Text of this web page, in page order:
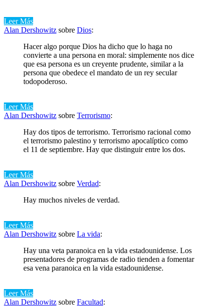
Leer Más
Alan Dershowitz sobre Dios:
Hacer algo porque Dios ha dicho que lo haga no
convierte a una persona en moral: simplemente nos dice
que esa persona es un creyente prudente, similar a la
persona que obedece el mandato de un rey secular
todopoderoso.
Leer Más
Alan Dershowitz sobre Terrorismo:
Hay dos tipos de terrorismo. Terrorismo racional como
el terrorismo palestino y terrorismo apocalíptico como
el 11 de septiembre. Hay que distinguir entre los dos.
Leer Más
Alan Dershowitz sobre Verdad:
Hay muchos niveles de verdad.
Leer Más
Alan Dershowitz sobre La vida:
Hay una veta paranoica en la vida estadounidense. Los
presentadores de programas de radio tienden a fomentar
esa vena paranoica en la vida estadounidense.
Leer Más
Alan Dershowitz sobre Facultad: